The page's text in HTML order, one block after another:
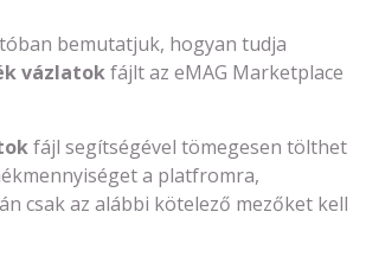
bemutatjuk, hogyan tudja
vázlatokfájlt az eMAG Marketplace
fájl segítségével tömegesen tölthet
a platfromra,
csak az alábbi kötelező mezőket kell